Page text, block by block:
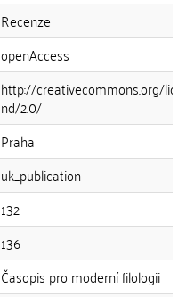
Recenze
openAccess
http://creativecommons.org/
nd/2.0/
Praha
uk_publication
132
136
Časopis pro moderní filologii